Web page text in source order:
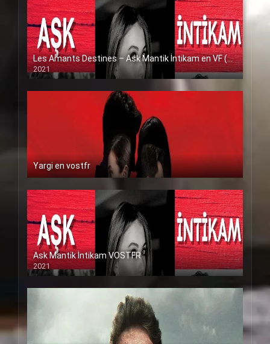
Les Amants Destines – Ask Mantik İntikam en VF (Voix Francaise)
2021
Yargi en vostfr
Ask Mantik İntikam VOSTFR
2021